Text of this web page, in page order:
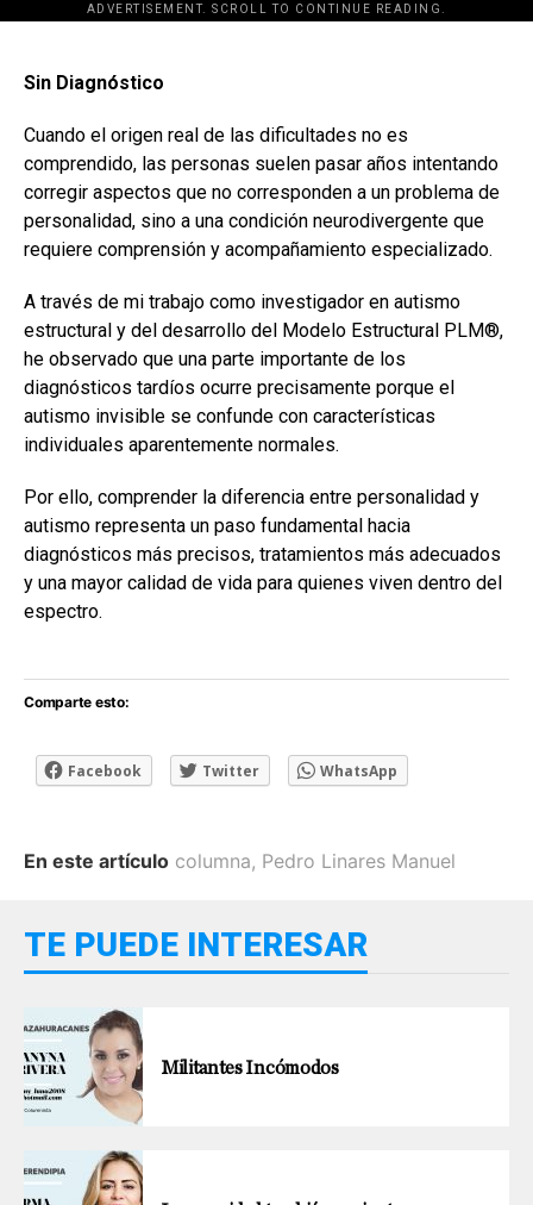
ADVERTISEMENT. SCROLL TO CONTINUE READING.
[adsforwp id="243463"]
Sin Diagnóstico
Cuando el origen real de las dificultades no es
comprendido, las personas suelen pasar años intentando
corregir aspectos que no corresponden a un problema de
personalidad, sino a una condición neurodivergente que
requiere comprensión y acompañamiento especializado.
A través de mi trabajo como investigador en autismo
estructural y del desarrollo del Modelo Estructural PLM®,
he observado que una parte importante de los
diagnósticos tardíos ocurre precisamente porque el
autismo invisible se confunde con características
individuales aparentemente normales.
Por ello, comprender la diferencia entre personalidad y
autismo representa un paso fundamental hacia
diagnósticos más precisos, tratamientos más adecuados
y una mayor calidad de vida para quienes viven dentro del
espectro.
Comparte esto:
Facebook Twitter WhatsApp
En este artículo columna, Pedro Linares Manuel
TE PUEDE INTERESAR
Militantes Incómodos